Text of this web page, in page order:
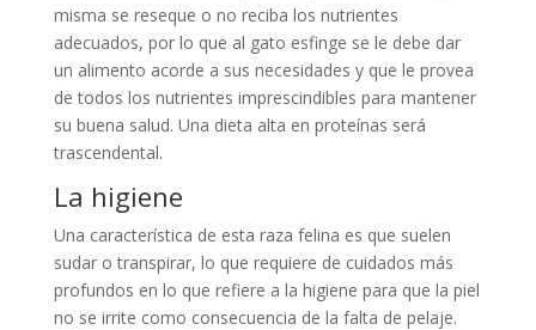
misma se reseque o no reciba los nutrientes
adecuados, por lo que al gato esfinge se le debe dar
un alimento acorde a sus necesidades y que le provea
de todos los nutrientes imprescindibles para mantener
su buena salud. Una dieta alta en proteínas será
trascendental.
La higiene
Una característica de esta raza felina es que suelen
sudar o transpirar, lo que requiere de cuidados más
profundos en lo que refiere a la higiene para que la piel
no se irrite como consecuencia de la falta de pelaje.